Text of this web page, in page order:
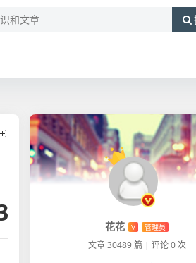
花花 V 管理员
文章 30489 篇 | 评论 0 次